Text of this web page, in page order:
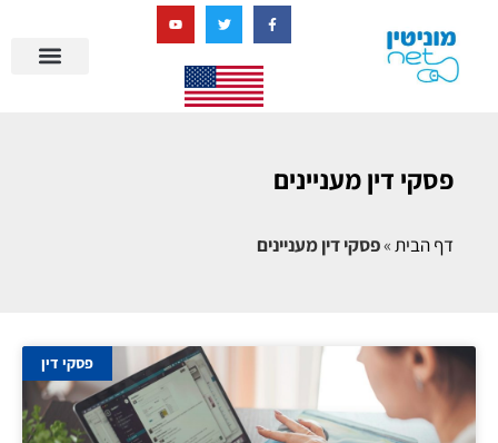
פסקי דין מעניינים
דף הבית»פסקי דין מעניינים
פסקי דין